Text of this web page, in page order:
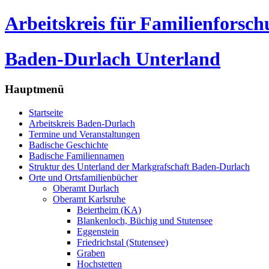
Arbeitskreis für
Baden-Durlach Unterland
Hauptmenü
Startseite
Arbeitskreis Baden-Durlach
Termine und Veranstaltungen
Badische Geschichte
Badische Familiennamen
Struktur des Unterland der Markgrafschaft Baden-Durlach
Orte und Ortsfamilienbücher
Oberamt Durlach
Oberamt Karlsruhe
Beiertheim (KA)
Blankenloch, Büchig und Stutensee
Eggenstein
Friedrichstal (Stutensee)
Graben
Hochstetten